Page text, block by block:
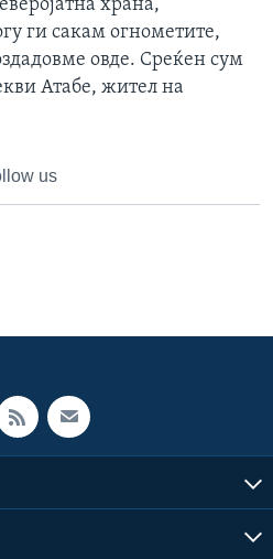
храна,
ги сакам огнометите,
овде. Среќен сум
Атабе, жител на
us